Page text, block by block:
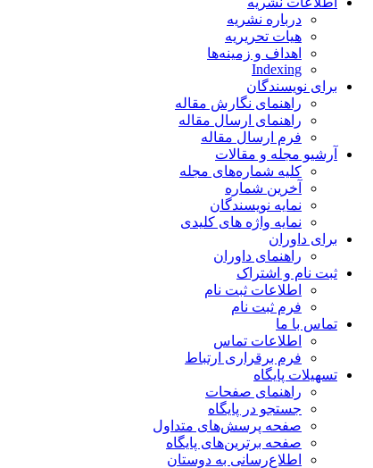
درباره نشریه
هیات تحریریه
اهداف و زمینه‌ها
Indexing
برای نویسندگان
راهنمای نگارش مقاله
راهنمای ارسال مقاله
فرم ارسال مقاله
آرشیو مجله و مقالات
کلیه شماره‌های مجله
آخرین شماره
نمایه نویسندگان
نمایه واژه های کلیدی
برای داوران
راهنمای داوران
ثبت نام و اشتراک
اطلاعات ثبت نام
فرم ثبت نام
تماس با ما
اطلاعات تماس
فرم برقراری ارتباط
تسهیلات پایگاه
راهنمای صفحات
جستجو در پایگاه
صفحه پرسش‌های متداول
صفحه برترین‌های پایگاه
اطلاع‌رسانی به دوستان